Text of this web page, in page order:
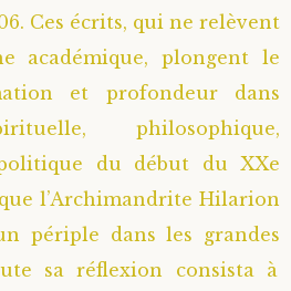
Ces écrits, qui ne relèvent
académique, plongent le
et profondeur dans
philosophique,
du début du XXe
que l’Archimandrite Hilarion
périple dans les grandes
sa réflexion consista à